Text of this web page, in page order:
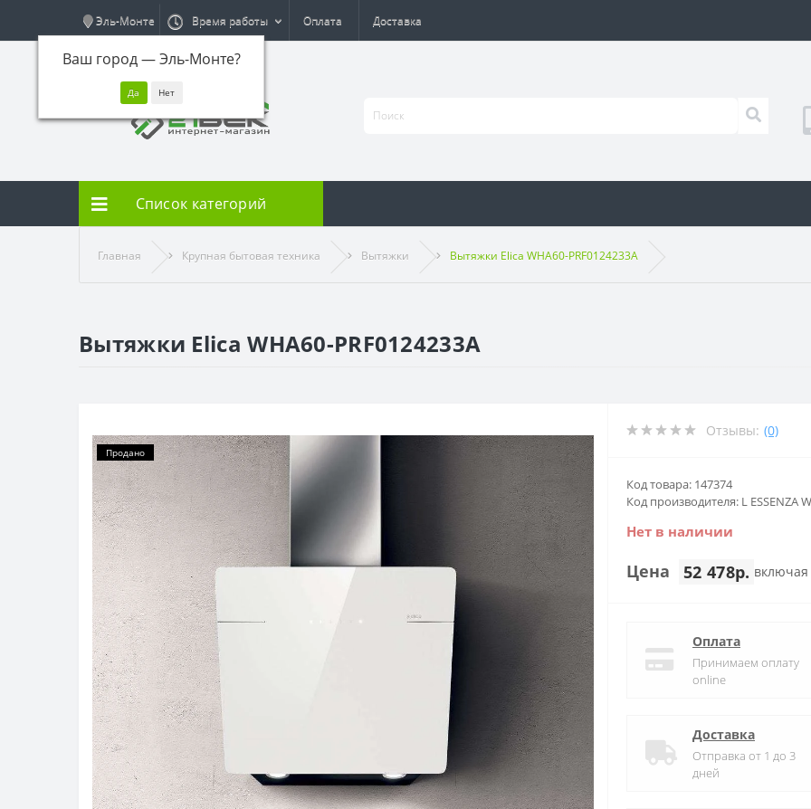
Эль-Монте
Ваш город —Эль-Монте?
Время работы Оплата Доставка
Список категорий
Главная Крупная бытовая техника Вытяжки Вытяжки Elica WHA60-PRF0124233A
Вытяжки Elica WHA60-PRF0124233A
Продано
Отзывы: (0)
Код товара: 147374
Код производителя: L ESSENZA
Нет в наличии
Цена 52 478р.
Оплата
Принимаем оплату
online
Доставка
Отправка от 1 до 3
дней